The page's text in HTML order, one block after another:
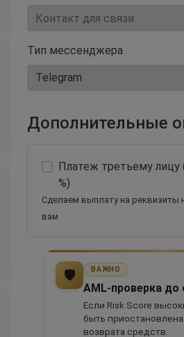
Тип мессенджера
Дополнительные
Платеж третьему лицу
%)
Сделаем выплату на реквизиты
вам
🛡 ВАЖНО
AML-проверка до
Если Risk Score
быть
возврата средств.